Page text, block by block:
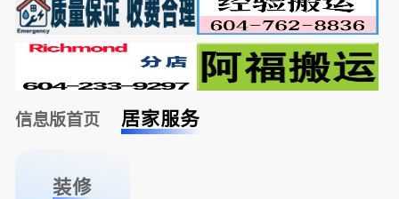
信息版首页 居家服务
装修